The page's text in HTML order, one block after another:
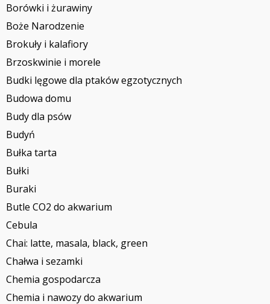
Borówki i żurawiny
Boże Narodzenie
Brokuły i kalafiory
Brzoskwinie i morele
Budki lęgowe dla ptaków egzotycznych
Budowa domu
Budy dla psów
Budyń
Bułka tarta
Bułki
Buraki
Butle CO2 do akwarium
Cebula
Chai: latte, masala, black, green
Chałwa i sezamki
Chemia gospodarcza
Chemia i nawozy do akwarium